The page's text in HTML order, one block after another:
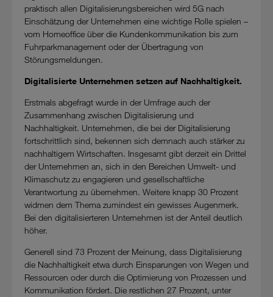
praktisch allen Digitalisierungsbereichen wird 5G nach
Einschätzung der Unternehmen eine wichtige Rolle spielen –
vom Homeoffice über die Kundenkommunikation bis zum
Fuhrparkmanagement oder der Übertragung von
Störungsmeldungen.
Digitalisierte Unternehmen setzen auf Nachhaltigkeit.
Erstmals abgefragt wurde in der Umfrage auch der
Zusammenhang zwischen Digitalisierung und
Nachhaltigkeit. Unternehmen, die bei der Digitalisierung
fortschrittlich sind, bekennen sich demnach auch stärker zu
nachhaltigem Wirtschaften. Insgesamt gibt derzeit ein Drittel
der Unternehmen an, sich in den Bereichen Umwelt- und
Klimaschutz zu engagieren und gesellschaftliche
Verantwortung zu übernehmen. Weitere knapp 30 Prozent
widmen dem Thema zumindest ein gewisses Augenmerk.
Bei den digitalisierteren Unternehmen ist der Anteil deutlich
höher.
Generell sind 73 Prozent der Meinung, dass Digitalisierung
die Nachhaltigkeit etwa durch Einsparungen von Wegen und
Ressourcen oder durch die Optimierung von Prozessen und
Kommunikation fördert. Die restlichen 27 Prozent, unter